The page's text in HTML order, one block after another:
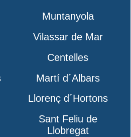
Muntanyola
Vilassar de Mar
Centelles
Martí d´Albars
Llorenç d´Hortons
Sant Feliu de
Llobregat